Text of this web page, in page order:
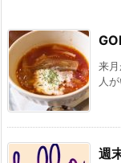
来
人
週